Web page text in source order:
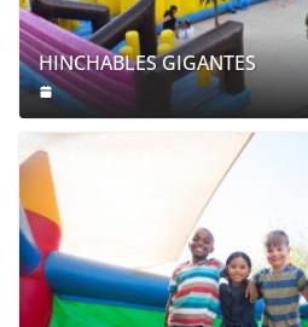
HINCHABLES GIGANTES